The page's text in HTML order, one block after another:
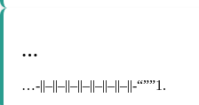
…
…-||–||–||–||–||–||–||–||-“””1.